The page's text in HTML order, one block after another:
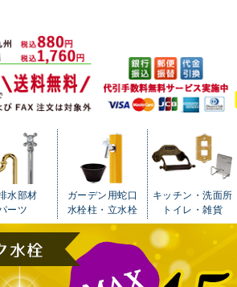
水部材
ーツ
ガーデン用蛇口
水栓柱・立水栓
キッチン・洗面所
トイレ・雑貨